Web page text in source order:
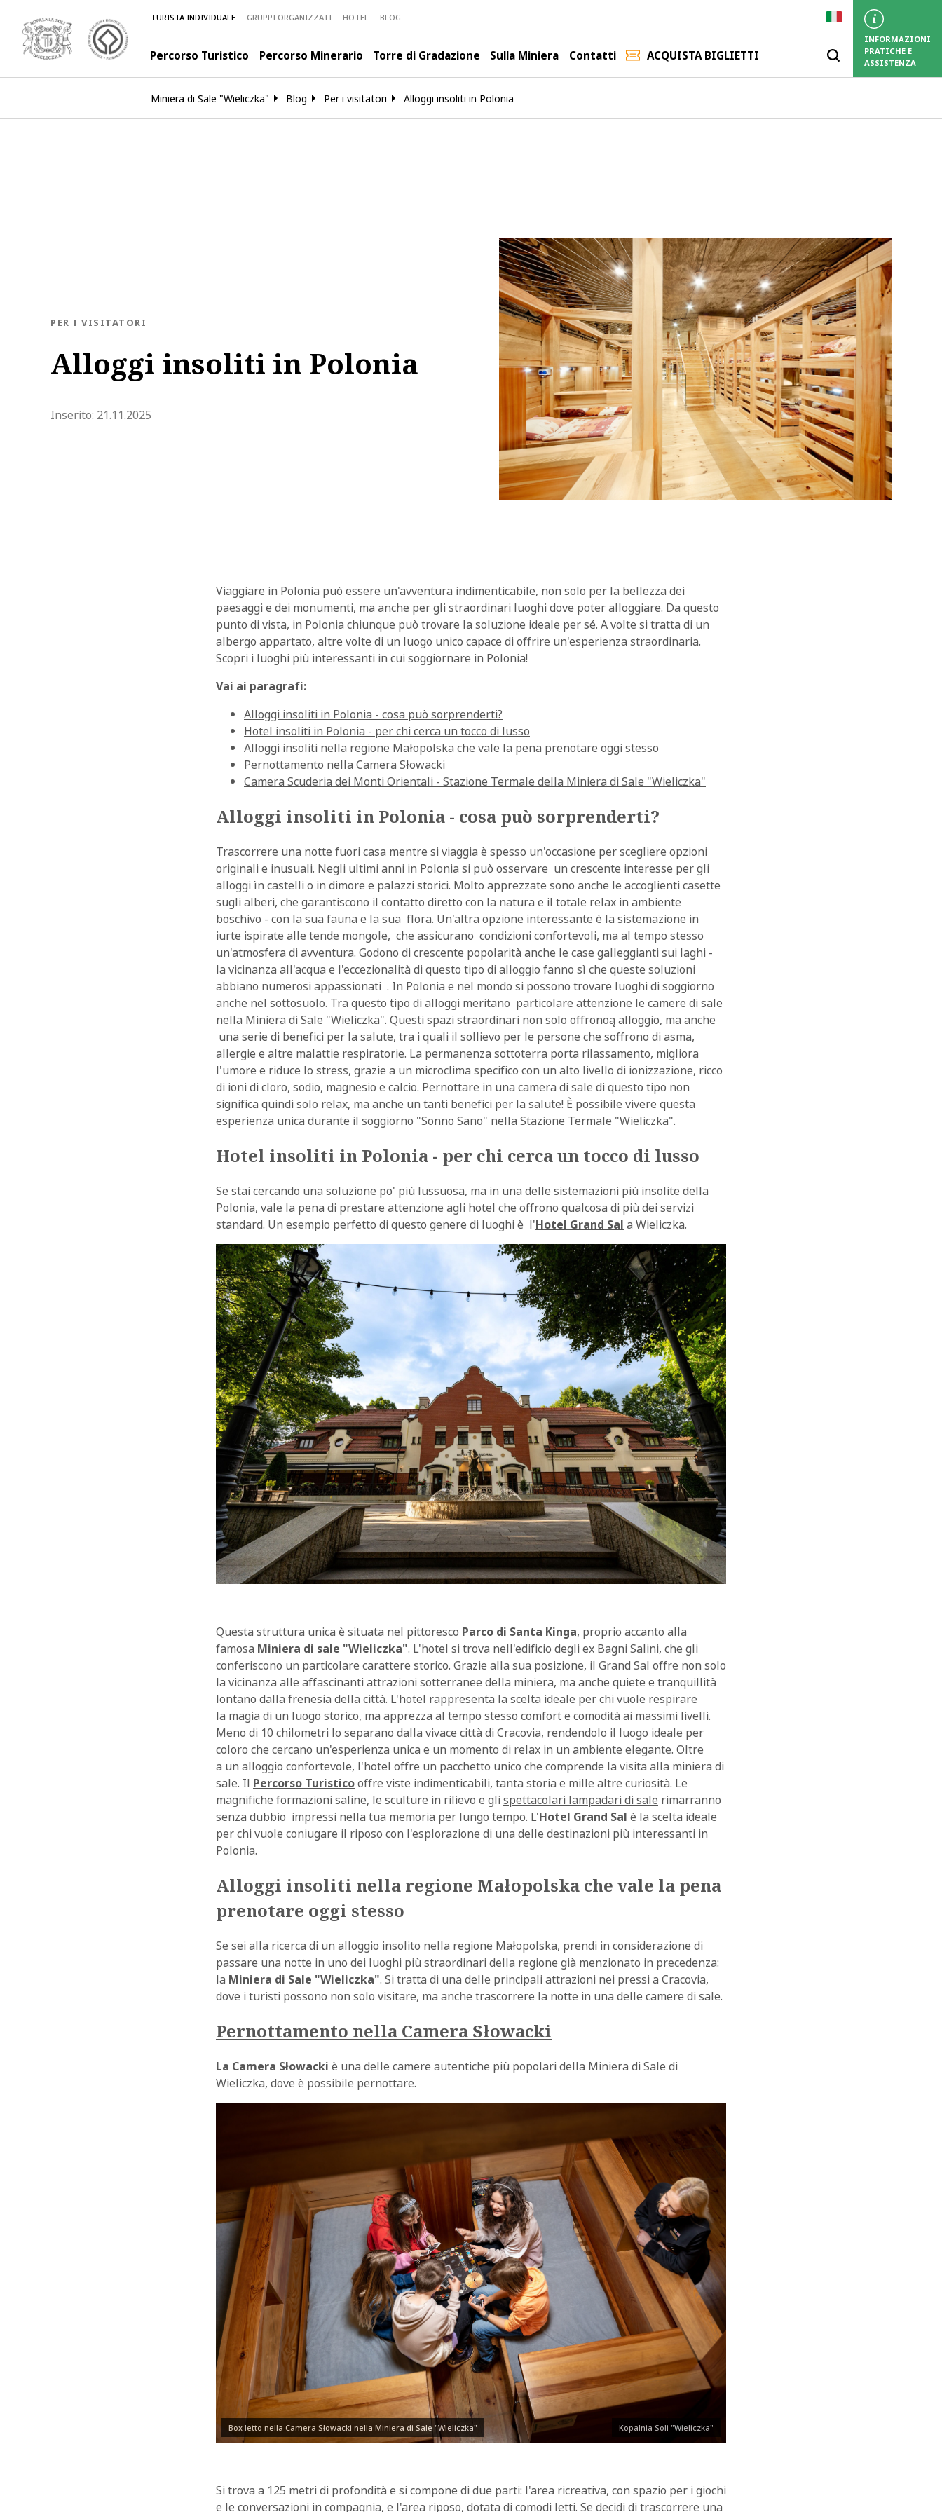
TURISTA INDIVIDUALE GRUPPI ORGANIZZATI HOTEL BLOG
Percorso Turistico Percorso Minerario Torre di Gradazione Sulla Miniera Contatti ACQUISTA BIGLIETTI
INFORMAZIONI
PRATICHE E
ASSISTENZA
Miniera di Sale "Wieliczka" Blog Per i visitatori Alloggi insoliti in Polonia
Alloggi insoliti in Polonia
BLOG.CATEGORY
PER I VISITATORI
Inserito: 21.11.2025
Viaggiare in Polonia può essere un'avventura indimenticabile, non solo per la bellezza dei
paesaggi e dei monumenti, ma anche per gli straordinari luoghi dove poter alloggiare. Da questo
punto di vista, in Polonia chiunque può trovare la soluzione ideale per sé. A volte si tratta di un
albergo appartato, altre volte di un luogo unico capace di offrire un'esperienza straordinaria.
Scopri i luoghi più interessanti in cui soggiornare in Polonia!
Vai ai paragrafi:
Alloggi insoliti in Polonia - cosa può sorprenderti?
Hotel insoliti in Polonia - per chi cerca un tocco di lusso
Alloggi insoliti nella regione Małopolska che vale la pena prenotare oggi stesso
Pernottamento nella Camera Słowacki
Camera Scuderia dei Monti Orientali - Stazione Termale della Miniera di Sale "Wieliczka"
Alloggi insoliti in Polonia - cosa può sorprenderti?
Trascorrere una notte fuori casa mentre si viaggia è spesso un'occasione per scegliere opzioni
originali e inusuali. Negli ultimi anni in Polonia si può osservare un crescente interesse per gli
alloggi ìn castelli o in dimore e palazzi storici. Molto apprezzate sono anche le accoglienti casette
sugli alberi, che garantiscono il contatto diretto con la natura e il totale relax in ambiente
boschivo - con la sua fauna e la sua flora. Un'altra opzione interessante è la sistemazione in
iurte ispirate alle tende mongole, che assicurano condizioni confortevoli, ma al tempo stesso
un'atmosfera di avventura. Godono di crescente popolarità anche le case galleggianti sui laghi -
la vicinanza all'acqua e l'eccezionalità di questo tipo di alloggio fanno sì che queste soluzioni
abbiano numerosi appassionati . In Polonia e nel mondo si possono trovare luoghi di soggiorno
anche nel sottosuolo. Tra questo tipo di alloggi meritano particolare attenzione le camere di sale
nella Miniera di Sale "Wieliczka". Questi spazi straordinari non solo offronoą alloggio, ma anche
una serie di benefici per la salute, tra i quali il sollievo per le persone che soffrono di asma,
allergie e altre malattie respiratorie. La permanenza sottoterra porta rilassamento, migliora
l'umore e riduce lo stress, grazie a un microclima specifico con un alto livello di ionizzazione, ricco
di ioni di cloro, sodio, magnesio e calcio. Pernottare in una camera di sale di questo tipo non
significa quindi solo relax, ma anche un tanti benefici per la salute! È possibile vivere questa
esperienza unica durante il soggiorno "Sonno Sano" nella Stazione Termale "Wieliczka".
Hotel insoliti in Polonia - per chi cerca un tocco di lusso
Se stai cercando una soluzione po' più lussuosa, ma in una delle sistemazioni più insolite della
Polonia, vale la pena di prestare attenzione agli hotel che offrono qualcosa di più dei servizi
standard. Un esempio perfetto di questo genere di luoghi è l'Hotel Grand Sal a Wieliczka.
Questa struttura unica è situata nel pittoresco Parco di Santa Kinga, proprio accanto alla
famosa Miniera di sale "Wieliczka". L'hotel si trova nell'edificio degli ex Bagni Salini, che gli
conferiscono un particolare carattere storico. Grazie alla sua posizione, il Grand Sal offre non solo
la vicinanza alle affascinanti attrazioni sotterranee della miniera, ma anche quiete e tranquillità
lontano dalla frenesia della città. L'hotel rappresenta la scelta ideale per chi vuole respirare
la magia di un luogo storico, ma apprezza al tempo stesso comfort e comodità ai massimi livelli.
Meno di 10 chilometri lo separano dalla vivace città di Cracovia, rendendolo il luogo ideale per
coloro che cercano un'esperienza unica e un momento di relax in un ambiente elegante. Oltre
a un alloggio confortevole, l'hotel offre un pacchetto unico che comprende la visita alla miniera di
sale. Il Percorso Turisticooffre viste indimenticabili, tanta storia e mille altre curiosità. Le
magnifiche formazioni saline, le sculture in rilievo e glispettacolari lampadari di sale rimarranno
senza dubbio impressi nella tua memoria per lungo tempo. L'Hotel Grand Sal è la scelta ideale
per chi vuole coniugare il riposo con l'esplorazione di una delle destinazioni più interessanti in
Polonia.
Alloggi insoliti nella regione Małopolska che vale la pena
prenotare oggi stesso
Se sei alla ricerca di un alloggio insolito nella regione Małopolska, prendi in considerazione di
passare una notte in uno dei luoghi più straordinari della regione già menzionato in precedenza:
la Miniera di Sale "Wieliczka". Si tratta di una delle principali attrazioni nei pressi a Cracovia,
dove i turisti possono non solo visitare, ma anche trascorrere la notte in una delle camere di sale.
Pernottamento nella Camera Słowacki
La Camera Słowacki è una delle camere autentiche più popolari della Miniera di Sale di
Wieliczka, dove è possibile pernottare.
Box letto nella Camera Słowacki nella Miniera di Sale "Wieliczka" Kopalnia Soli "Wieliczka"
Si trova a 125 metri di profondità e si compone di due parti: l'area ricreativa, con spazio per i giochi
e le conversazioni in compagnia, e l'area riposo, dotata di comodi letti. Se decidi di trascorrere una
OK